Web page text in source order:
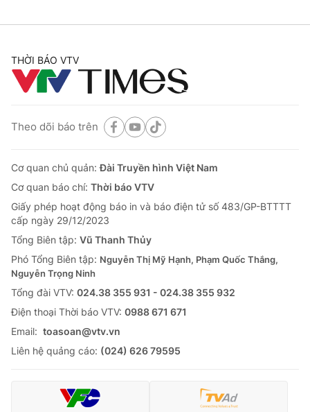
THỜI BÁO VTV
Theo dõi báo trên
Cơ quan chủ quản:Đài Truyền hình Việt Nam
Cơ quan báo chí: Thời báo VTV
Giấy phép hoạt động báo in và báo điện tử số 483/GP-BTTTT
cấp ngày 29/12/2023
Tổng Biên tập: Vũ Thanh Thủy
Phó Tổng Biên tập: Nguyễn Thị Mỹ Hạnh, Phạm Quốc Thắng,
Nguyễn Trọng Ninh
Tổng đài VTV: 024.38 355 931 - 024.38 355 932
Ðiện thoại Thời báo VTV: 0988 671 671
Email: toasoan@vtv.vn
Liên hệ quảng cáo: (024) 626 79595